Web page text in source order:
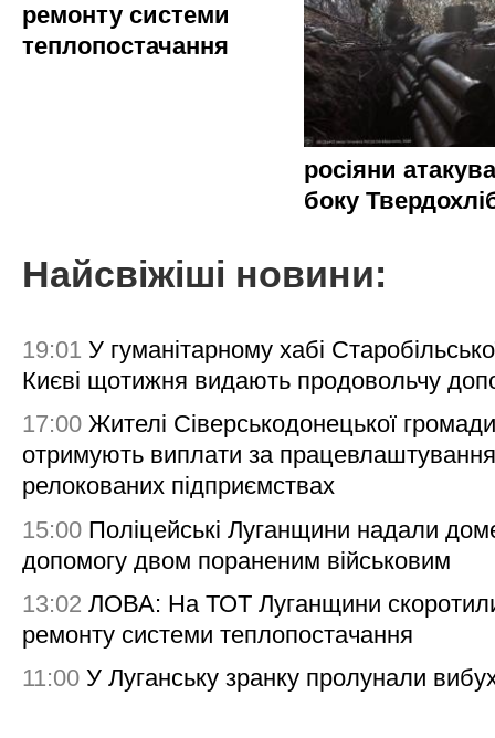
ремонту системи
теплопостачання
росіяни
боку
Найсвіжіші новини:
19:01 У гуманітарному хабі
Києві щотижня видають продовольчу
17:00 Жителі Сіверськодонецької
отримують виплати за
релокованих підприємствах
15:00 Поліцейські Луганщини надали
допомогу двом пораненим військовим
13:02 ЛОВА: На ТОТ Луганщини
ремонту системи теплопостачання
11:00 У Луганську зранку пролунали